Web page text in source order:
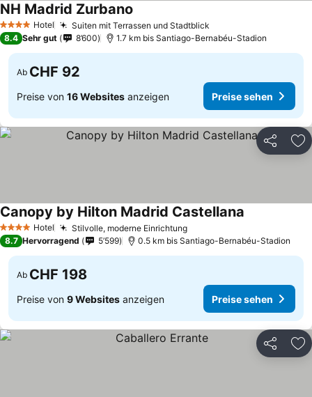
4 Sterne Hotel Suiten mit Terrassen und Stadtblick
NH Madrid Zurbano
8.4 Sehr gut 8’600 1.7 km bis Santiago-Bernabéu-Stadion
Ab CHF 92
Preise von 16 Websites anzeigen Preise sehen
Teilen
4 Sterne Hotel Stilvolle, moderne EinrichtungPreise sehen
Canopy by Hilton Madrid Castellana
8.7 Hervorragend 5’599 0.5 km bis Santiago-Bernabéu-Stadion
Ab CHF 198
Preise von 9 Websites anzeigen Preise sehen
Teilen